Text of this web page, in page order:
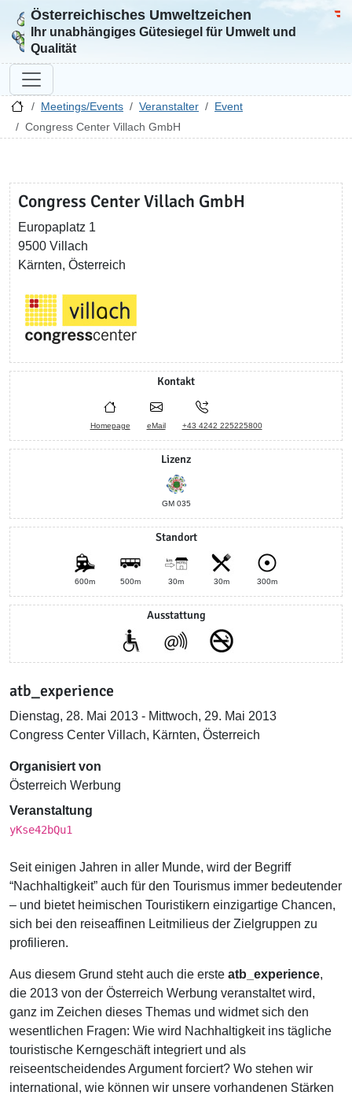
Zur Startseite
Österreichisches Umweltzeichen
Ihr unabhängiges Gütesiegel für Umwelt und
Qualität
Meetings/Events Veranstalter
Event
Congress Center Villach GmbH
Congress Center Villach GmbH
Europaplatz 1
9500 Villach
Kärnten, Österreich
Kontakt
Homepage eMail +43 4242 225225800
Lizenz
GM 035
Standort
600m 500m 30m 30m 300m
Ausstattung
atb_experience
Dienstag, 28. Mai 2013 - Mittwoch, 29. Mai 2013
Congress Center Villach, Kärnten, Österreich
Organisiert von
Österreich Werbung
Veranstaltung
yKse42bQu1
Seit einigen Jahren in aller Munde, wird der Begriff
“Nachhaltigkeit” auch für den Tourismus immer bedeutender
– und bietet heimischen Touristikern einzigartige Chancen,
sich bei den reiseaffinen Leitmilieus der Zielgruppen zu
profilieren.
Aus diesem Grund steht auch die erste atb_experience,
die 2013 von der Österreich Werbung veranstaltet wird,
ganz im Zeichen dieses Themas und widmet sich den
wesentlichen Fragen: Wie wird Nachhaltigkeit ins tägliche
touristische Kerngeschäft integriert und als
reiseentscheidendes Argument forciert? Wo stehen wir
international, wie können wir unsere vorhandenen Stärken